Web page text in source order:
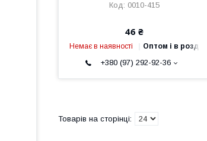
0010-415
46 ₴
Немає в наявності Оптом і в роздріб
+380 (97) 292-92-36